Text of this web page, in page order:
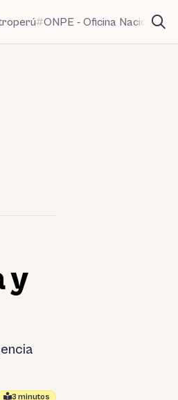
ONPE - Oficina Nacional
y
3 minutos